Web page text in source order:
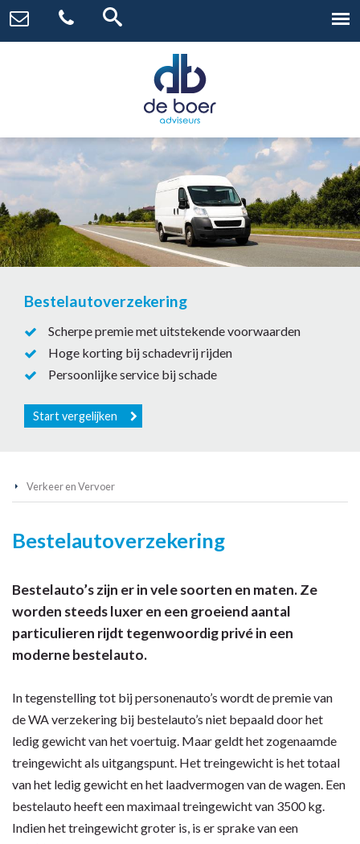
Bestelautoverzekering
Scherpe premie met uitstekende voorwaarden
Hoge korting bij schadevrij rijden
Persoonlijke service bij schade
Start vergelijken
Verkeer en Vervoer
Bestelautoverzekering
Bestelauto’s zijn er in vele soorten en maten. Ze
worden steeds luxer en een groeiend aantal
particulieren rijdt tegenwoordig privé in een
moderne bestelauto.
In tegenstelling tot bij personenauto’s wordt de premie van
de WA verzekering bij bestelauto’s niet bepaald door het
ledig gewicht van het voertuig. Maar geldt het zogenaamde
treingewicht als uitgangspunt. Het treingewicht is het totaal
van het ledig gewicht en het laadvermogen van de wagen. Een
bestelauto heeft een maximaal treingewicht van 3500 kg.
Indien het treingewicht groter is, is er sprake van een